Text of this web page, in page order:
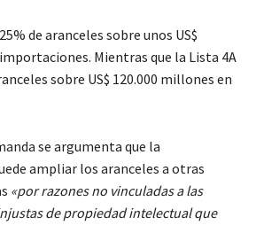
de aranceles sobre unos US$
Mientras que la Lista 4A
sobre US$ 120.000 millones en
se argumenta que la
ampliar los aranceles a otras
«por razones no vinculadas a las
de propiedad intelectual que